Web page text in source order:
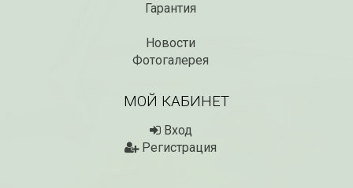
Гарантия
Новости
Фотогалерея
МОЙ КАБИНЕТ
Вход
Регистрация